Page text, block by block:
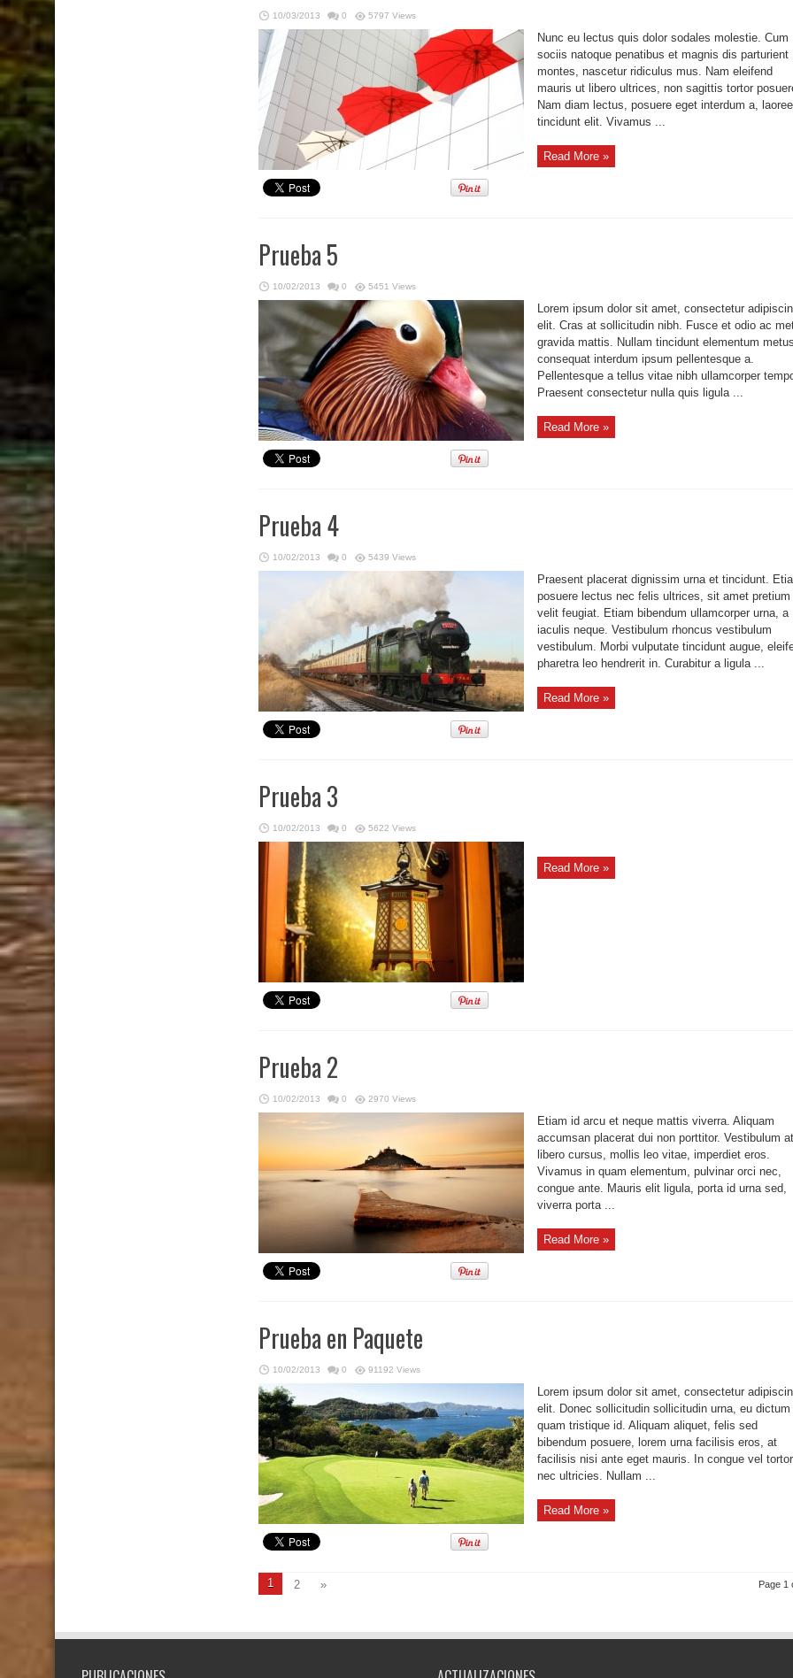
10/03/2013 0 5797 Views
Nunc eu lectus quis dolor sodales molestie. Cum
sociis natoque penatibus et magnis dis parturient
montes, nascetur ridiculus mus. Nam eleifend
mauris ut libero ultrices, non sagittis tortor
Nam diam lectus, posuere eget interdum a,
tincidunt elit. Vivamus ...
Read More »
Prueba 5
10/02/2013 0 5451 Views
Lorem ipsum dolor sit amet, consectetur
elit. Cras at sollicitudin nibh. Fusce et odio ac
gravida mattis. Nullam tincidunt elementum
consequat interdum ipsum pellentesque a.
Pellentesque a tellus vitae nibh ullamcorper
Praesent consectetur nulla quis ligula ...
Read More »
Prueba 4
10/02/2013 0 5439 Views
Praesent placerat dignissim urna et tincidunt.
posuere lectus nec felis ultrices, sit amet pretium
velit feugiat. Etiam bibendum ullamcorper urna, a
iaculis neque. Vestibulum rhoncus vestibulum
vestibulum. Morbi vulputate tincidunt augue,
pharetra leo hendrerit in. Curabitur a ligula ...
Read More »
Prueba 3
10/02/2013 0 5622 Views
Read More »
Prueba 2
10/02/2013 0 2970 Views
Etiam id arcu et neque mattis viverra. Aliquam
accumsan placerat dui non porttitor. Vestibulum at
libero cursus, mollis leo vitae, imperdiet eros.
Vivamus in quam elementum, pulvinar orci nec,
congue ante. Mauris elit ligula, porta id urna sed,
viverra porta ...
Read More »
Prueba en Paquete
10/02/2013 0 91192 Views
Lorem ipsum dolor sit amet, consectetur
elit. Donec sollicitudin sollicitudin urna, eu dictum
quam tristique id. Aliquam aliquet, felis sed
bibendum posuere, lorem urna facilisis eros, at
facilisis nisi ante eget mauris. In congue vel tortor
nec ultricies. Nullam ...
Read More »
Page 1
1 2 »